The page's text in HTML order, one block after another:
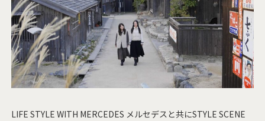
LIFE STYLE WITH MERCEDES メルセデスと共にSTYLE SCENE